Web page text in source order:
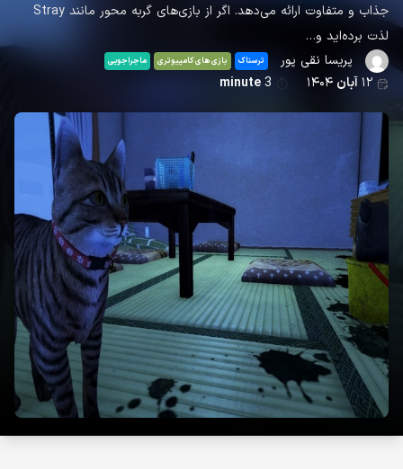
جذاب و متفاوت ارائه می‌دهد. اگر از بازی‌های گربه محور مانند Stray
لذت برده‌اید و…
پریسا نقی پور
ترسناک بازی های کامپیوتری ماجراجویی
۱۲آبان ۱۴۰۴ 3
minute